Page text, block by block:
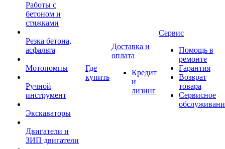
Работы с
бетоном и
стяжками
Резка бетона,
асфальта
Мотопомпы
Ручной
инструмент
Экскаваторы
Двигатели и
ЗИП двигатели
Где
купить
Доставка и
оплата
Кредит
и
лизинг
Сервис
Помощь в
ремонте
Гарантия
Возврат
товара
Сервисное